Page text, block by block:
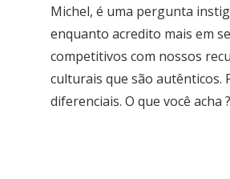
:
0
Michel, é uma pergunta
enquanto acredito mais em
competitivos com nossos
culturais que são autênticos.
diferenciais. O que você acha ?